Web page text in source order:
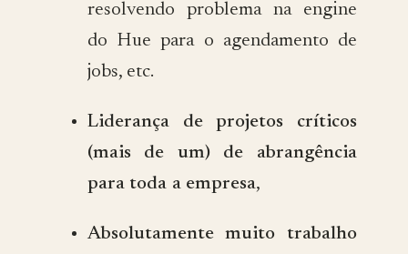
resolvendo problema na engine
do Hue para o agendamento de
jobs, etc.
Liderança de projetos críticos
(mais de um) de abrangência
para toda a empresa,
Absolutamente muito trabalho